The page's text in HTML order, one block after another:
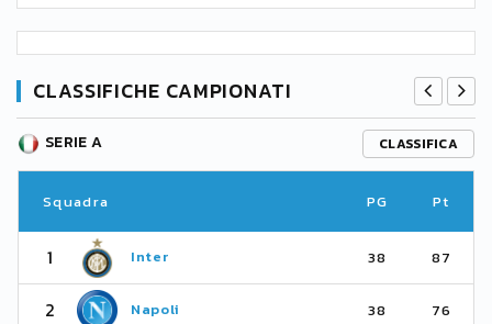
CLASSIFICHE CAMPIONATI
SERIE A CLASSIFICA
Squadra PG Pt
1 Inter 38 87
2 Napoli 38 76